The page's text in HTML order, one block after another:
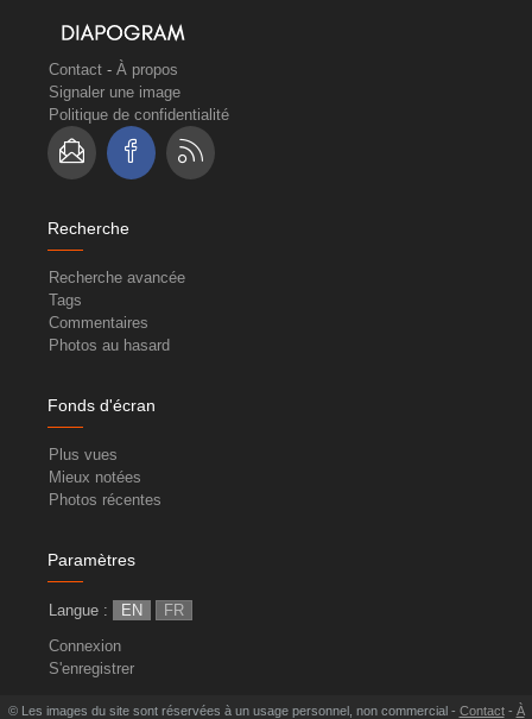
Contact - À propos
Signaler une image
Politique de confidentialité
Recherche
Recherche avancée
Tags
Commentaires
Photos au hasard
Fonds d'écran
Plus vues
Mieux notées
Photos récentes
Paramètres
Langue : EN
FR
Connexion
S'enregistrer
© Les images du site sont réservées à un usage personnel, non commercial - Contact- À